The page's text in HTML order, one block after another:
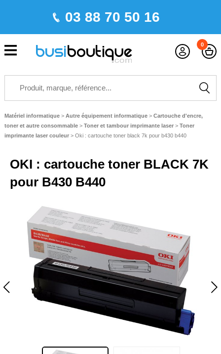
03 88 70 50 16
0
Matériel informatique > Autre équipement informatique > Cartouche d'encre,
toner et autre consommable > Toner et tambour imprimante laser > Toner
imprimante laser couleur> Oki : cartouche toner black 7k pour b430 b440
OKI : cartouche toner BLACK 7K
pour B430 B440